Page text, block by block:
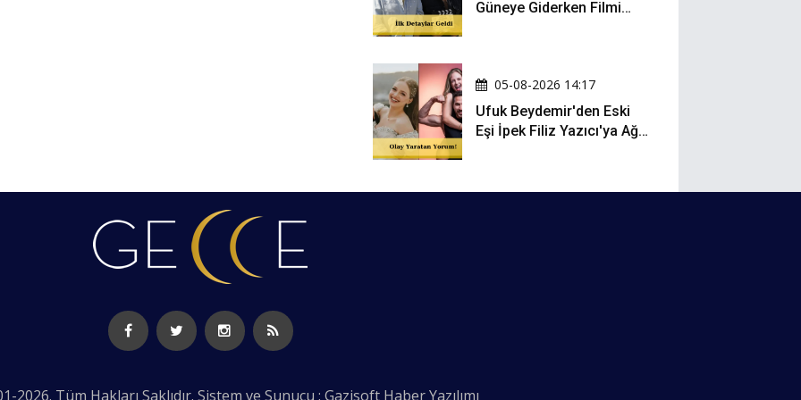
Güneye Giderken Filmi
05-08-2026 14:17
Ufuk Beydemir'den Eski
Eşi İpek Filiz Yazıcı'ya Ağır
2026. Tüm Hakları Saklıdır. Sistem ve Sunucu : Gazisoft Haber Yazılımı